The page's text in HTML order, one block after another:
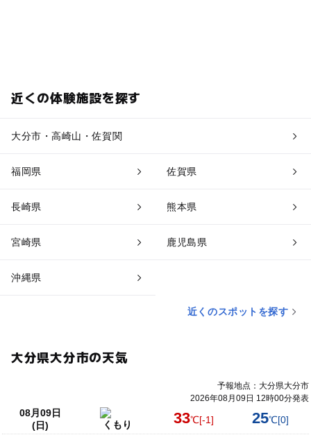
近くの体験施設を探す
大分市・高崎山・佐賀関
福岡県 佐賀県
長崎県 熊本県
宮崎県 鹿児島県
沖縄県
近くのスポットを探す
大分県大分市の天気
予報地点：大分県大分市
2026年08月09日 12時00分発表
08月09日
(日)
くもり 33℃[-1] 25℃[0]